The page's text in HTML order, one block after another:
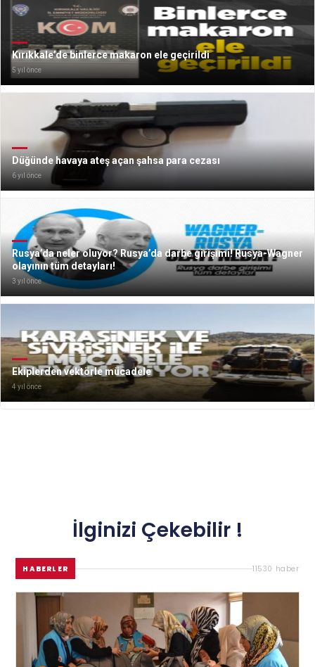
Kırıkkale’de binlerce makaron ele geçirildi
5 yıl önce
Düğünde havaya ateş açan şahsa para cezası
6 yıl önce
Rusya’da neler oluyor? Rusya’da darbe girişimi! Rusya-Wagner
olayının tüm detayları!
3 yıl önce
Ekiplerden vektörle mücadele
4 yıl önce
İlginizi Çekebilir !
HABERLER 11530 haber